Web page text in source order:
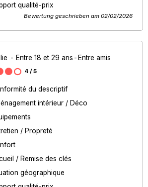
qualité-prix
Bewertung geschrieben am 02/02/2026
Entre 18 et 29 ans
Entre amis
4 / 5
du descriptif
intérieur / Déco
/ Propreté
/ Remise des clés
géographique